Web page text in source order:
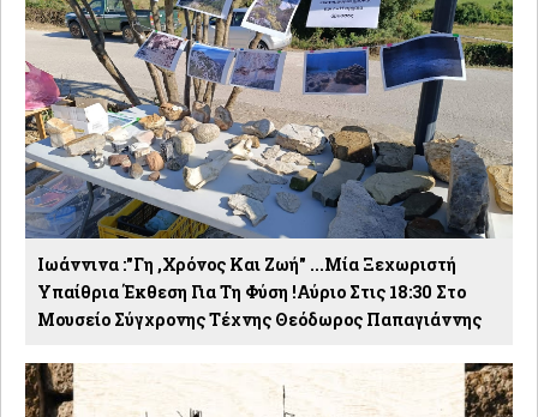
Ιωάννινα :"Γη ,χρόνος Και Ζωή" ...Μία Ξεχωριστή
Υπαίθρια Έκθεση Για Τη Φύση !Αύριο Στις 18:30 Στο
Μουσείο Σύγχρονης Τέχνης Θεόδωρος Παπαγιάννης